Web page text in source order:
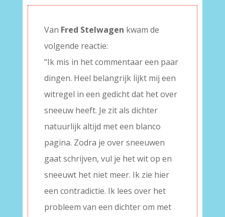
Van Fred Stelwagen kwam de
volgende reactie:
“Ik mis in het commentaar een paar
dingen. Heel belangrijk lijkt mij een
witregel in een gedicht dat het over
sneeuw heeft. Je zit als dichter
natuurlijk altijd met een blanco
pagina. Zodra je over sneeuwen
gaat schrijven, vul je het wit op en
sneeuwt het niet meer. Ik zie hier
een contradictie. Ik lees over het
probleem van een dichter om met